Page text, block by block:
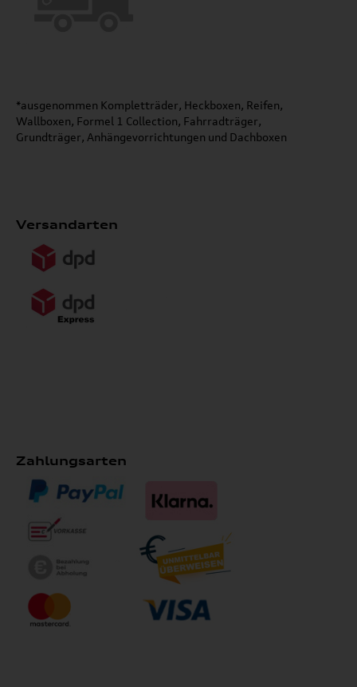
*ausgenommen Kompletträder, Heckboxen, Reifen,
Wallboxen, Formel 1 Collection, Fahrradträger,
Grundträger, Anhängevorrichtungen und Dachboxen
Versandarten
Zahlungsarten